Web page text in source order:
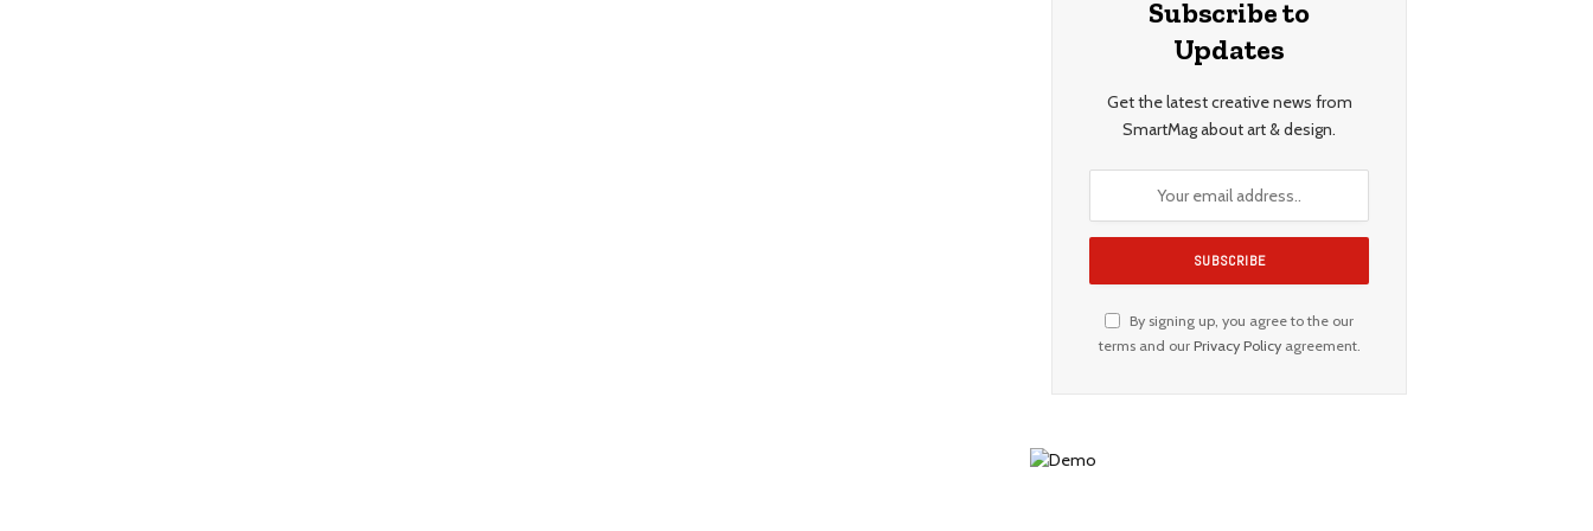
Subscribe to
Updates
Get the latest creative news from
SmartMag about art & design.
By signing up, you agree to the our
terms and our Privacy Policyagreement.